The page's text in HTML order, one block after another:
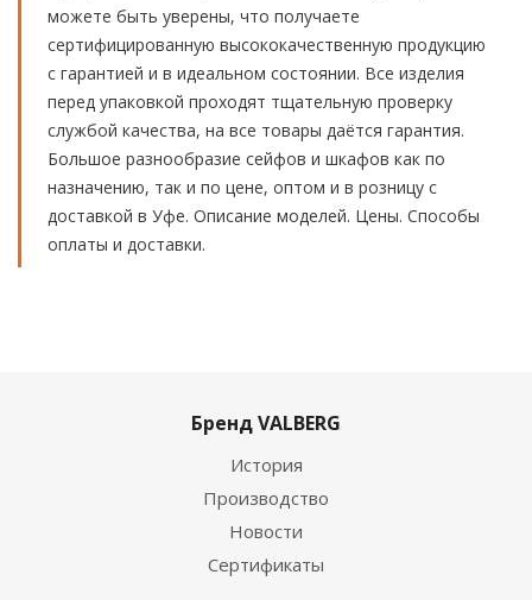
можете быть уверены, что получаете
сертифицированную высококачественную продукцию
с гарантией и в идеальном состоянии. Все изделия
перед упаковкой проходят тщательную проверку
службой качества, на все товары даётся гарантия.
Большое разнообразие сейфов и шкафов как по
назначению, так и по цене, оптом и в розницу с
доставкой в Уфе. Описание моделей. Цены. Способы
оплаты и доставки.
Бренд VALBERG
История
Производство
Новости
Сертификаты